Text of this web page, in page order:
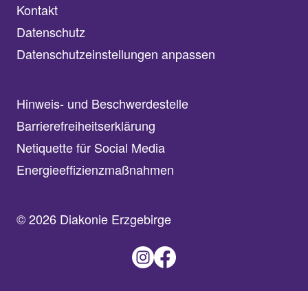
Kontakt
Datenschutz
Datenschutzeinstellungen anpassen
Hinweis- und Beschwerdestelle
Barrierefreiheitserklärung
Netiquette für Social Media
Energieeffizienzmaßnahmen
© 2026 Diakonie Erzgebirge